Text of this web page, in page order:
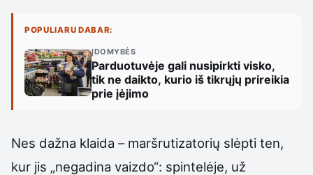
POPULIARU DABAR:
ĮDOMYBĖS
Parduotuvėje gali nusipirkti visko,
tik ne daikto, kurio iš tikrųjų prireikia
prie įėjimo
Nes dažna klaida – maršrutizatorių slėpti ten,
kur jis „negadina vaizdo“: spintelėje, už